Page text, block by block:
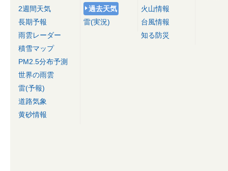
2週間天気
長期予報
雨雲レーダー
積雪マップ
PM2.5分布予測
世界の雨雲
雷(予報)
道路気象
黄砂情報
過去天気
雷(実況)
火山情報
台風情報
知る防災